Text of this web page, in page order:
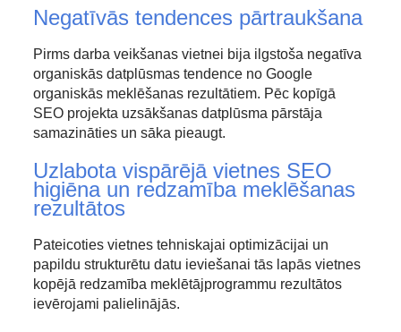
Negatīvās tendences pārtraukšana
Pirms darba veikšanas vietnei bija ilgstoša negatīva
organiskās datplūsmas tendence no Google
organiskās meklēšanas rezultātiem. Pēc kopīgā
SEO projekta uzsākšanas datplūsma pārstāja
samazināties un sāka pieaugt.
Uzlabota vispārējā vietnes SEO
higiēna un redzamība meklēšanas
rezultātos
Pateicoties vietnes tehniskajai optimizācijai un
papildu strukturētu datu ieviešanai tās lapās vietnes
kopējā redzamība meklētājprogrammu rezultātos
ievērojami palielinājās.